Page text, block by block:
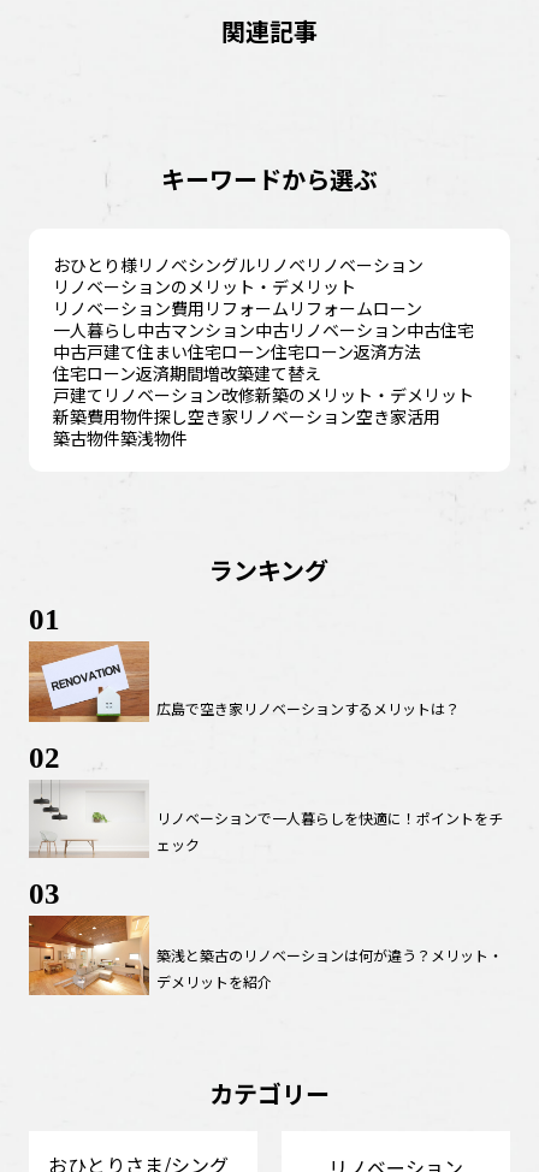
関連記事
キーワードから選ぶ
おひとり様リノベシングルリノベ リノベーション
リノベーションのメリット・デメリット
リノベーション費用 リフォーム リフォームローン
一人暮らし中古マンション中古リノベーション中古住宅
中古戸建て住まい住宅ローン住宅ローン返済方法
住宅ローン返済期間増改築建て替え
戸建てリノベーション改修新築のメリット・デメリット
新築費用物件探し空き家リノベーション空き家活用
築古物件築浅物件
ランキング
01
広島で空き家リノベーションするメリットは？
02
リノベーションで一人暮らしを快適に！ポイントをチ
ェック
03
築浅と築古のリノベーションは何が違う？メリット・
デメリットを紹介
カテゴリー
おひとりさま/シング